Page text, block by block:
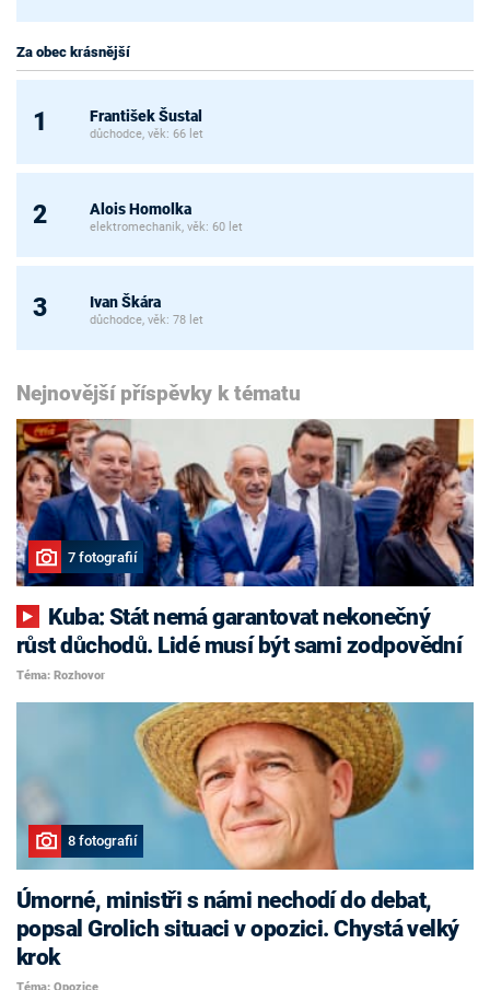
Za obec krásnější
1 František Šustal
důchodce, věk: 66 let
2 Alois Homolka
elektromechanik, věk: 60 let
3 Ivan Škára
důchodce, věk: 78 let
Nejnovější příspěvky k tématu
7 fotografií
růst důchodů. Lidé musí být sami zodpovědní
Téma: Rozhovor
8 fotografií
Úmorné, ministři s námi nechodí do debat,
popsal Grolich situaci v opozici. Chystá velký
krok